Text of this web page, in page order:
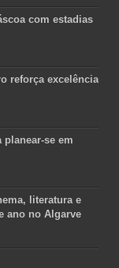
com estadias
reforça excelência
se em
literatura e
ano no Algarve